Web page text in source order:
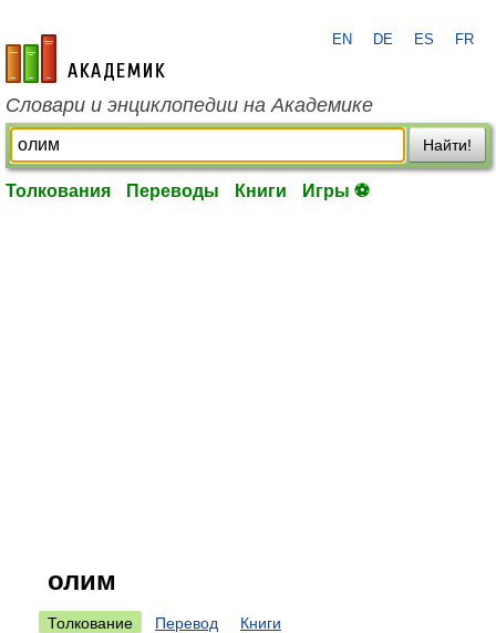
academic.ru
EN DE ES FR
Словари и энциклопедии на Академике
Найти!
Толкования Переводы Книги Игры ⚽
олим
Толкование Перевод Книги